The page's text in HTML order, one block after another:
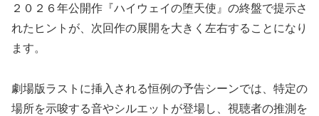
２０２６年公開作『ハイウェイの堕天使』の終盤で提示さ
れたヒントが、次回作の展開を大きく左右することになり
ます。
劇場版ラストに挿入される恒例の予告シーンでは、特定の
場所を示唆する音やシルエットが登場し、視聴者の推測を